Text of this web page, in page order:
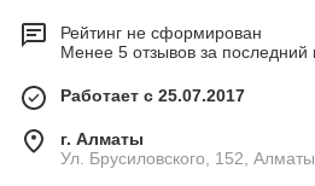
Рейтинг не сформирован
Менее 5 отзывов за последний
Работает с 25.07.2017
г. Алматы
Ул. Брусиловского, 152,